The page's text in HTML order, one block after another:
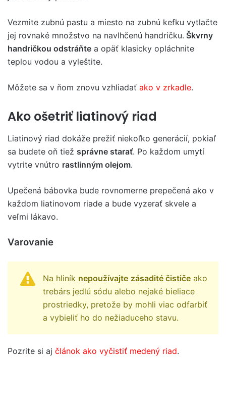
Vezmite zubnú pastu a miesto na zubnú kefku vytlačte
jej rovnaké množstvo na navlhčenú handričku. Škvrny
handričkou odstráňte a opäť klasicky opláchnite
teplou vodou a vyleštite.
Môžete sa v ňom znovu vzhliadať ako v zrkadle.
Ako ošetriť liatinový riad
Liatinový riad dokáže prežiť niekoľko generácií, pokiaľ
sa budete oň tiež správne starať. Po každom umytí
vytrite vnútro rastlinným olejom.
Upečená bábovka bude rovnomerne prepečená ako v
každom liatinovom riade a bude vyzerať skvele a
veľmi lákavo.
Varovanie
Na hliník nepoužívajte zásadité čističe ako
trebárs jedlú sódu alebo nejaké bieliace
prostriedky, pretože by mohli viac odfarbiť
a vybieliť ho do nežiaduceho stavu.
Pozrite si aj článok ako vyčistiť medený riad.